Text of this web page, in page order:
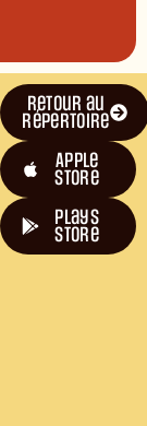
Retour au
répertoire
Apple
Store
plays
store